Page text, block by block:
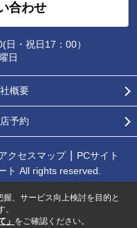
合わせ
日・祝日17：00）
日
概要
予約
クセスマップ
PCサイト
ト All rights reserved.
、サービス向上検討を目的と
」 をご確認ください。